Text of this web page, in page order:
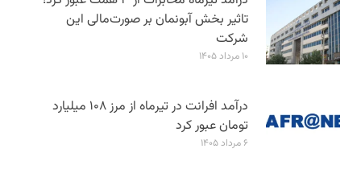
تاثیر بخش آبونمان بر صورت‌مالی این
شرکت
۱۰ مرداد ۱۴۰۵
درآمد افرانت در تیرماه از مرز ۱۰۸ میلیارد
تومان عبور کرد
۶ مرداد ۱۴۰۵